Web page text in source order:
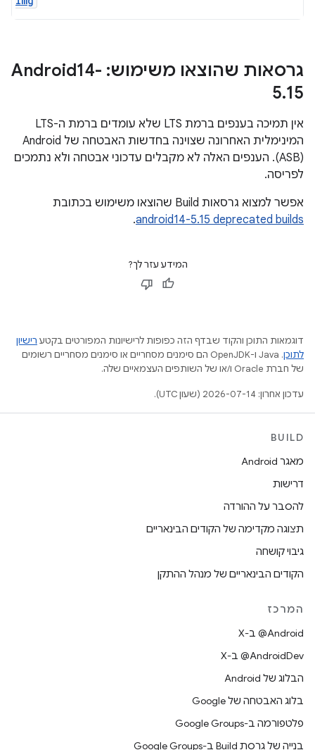
גרסאות שהוצאו משימוש: Android14-
5.15
אין תמיכה בענפים ברמת LTS שלא עומדים ברמת ה-LTS
(ASB). הענפים האלה לא מקבלים עדכוני אבטחה ולא נתמכים
לפריסה.
אפשר למצוא גרסאות Build שהוצאו משימוש בכתובת
android14-5.15 deprecated builds
.
המידע עזר לך?
דוגמאות התוכן והקוד שבדף הזה כפופות לרישיונות המפורטים בקטע רישיון
לתוכן
.‏ Java ו-OpenJDK הם סימנים מסחריים או סימנים מסחריים רשומים
של חברת Oracle ו/או של השותפים העצמאיים שלה.
עדכון אחרון: 2026-07-14 (שעון UTC).
BUILD
מאגר Android
דרישות
להסבר על ההורדה
תצוגה מקדימה של הקודים הבינאריים
גיבוי קושחה
הקודים הבינאריים של מנהל ההתקן
המרכז
‫‎@Android ב-X
‫‎@AndroidDev ב-X
הבלוג של Android
בלוג האבטחה של Google
פלטפורמה ב-Google Groups
בנייה של גרסת Build ב-Google Groups